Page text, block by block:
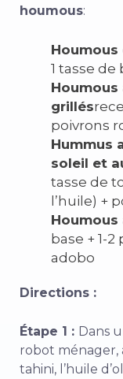
houmous:
1 tasse
grillés
poivrons
Hummus
soleil et
tasse de
l’huile) +
base + 1-
adobo
Directions :
Étape 1 : Dans
robot ménager,
tahini, l’huile